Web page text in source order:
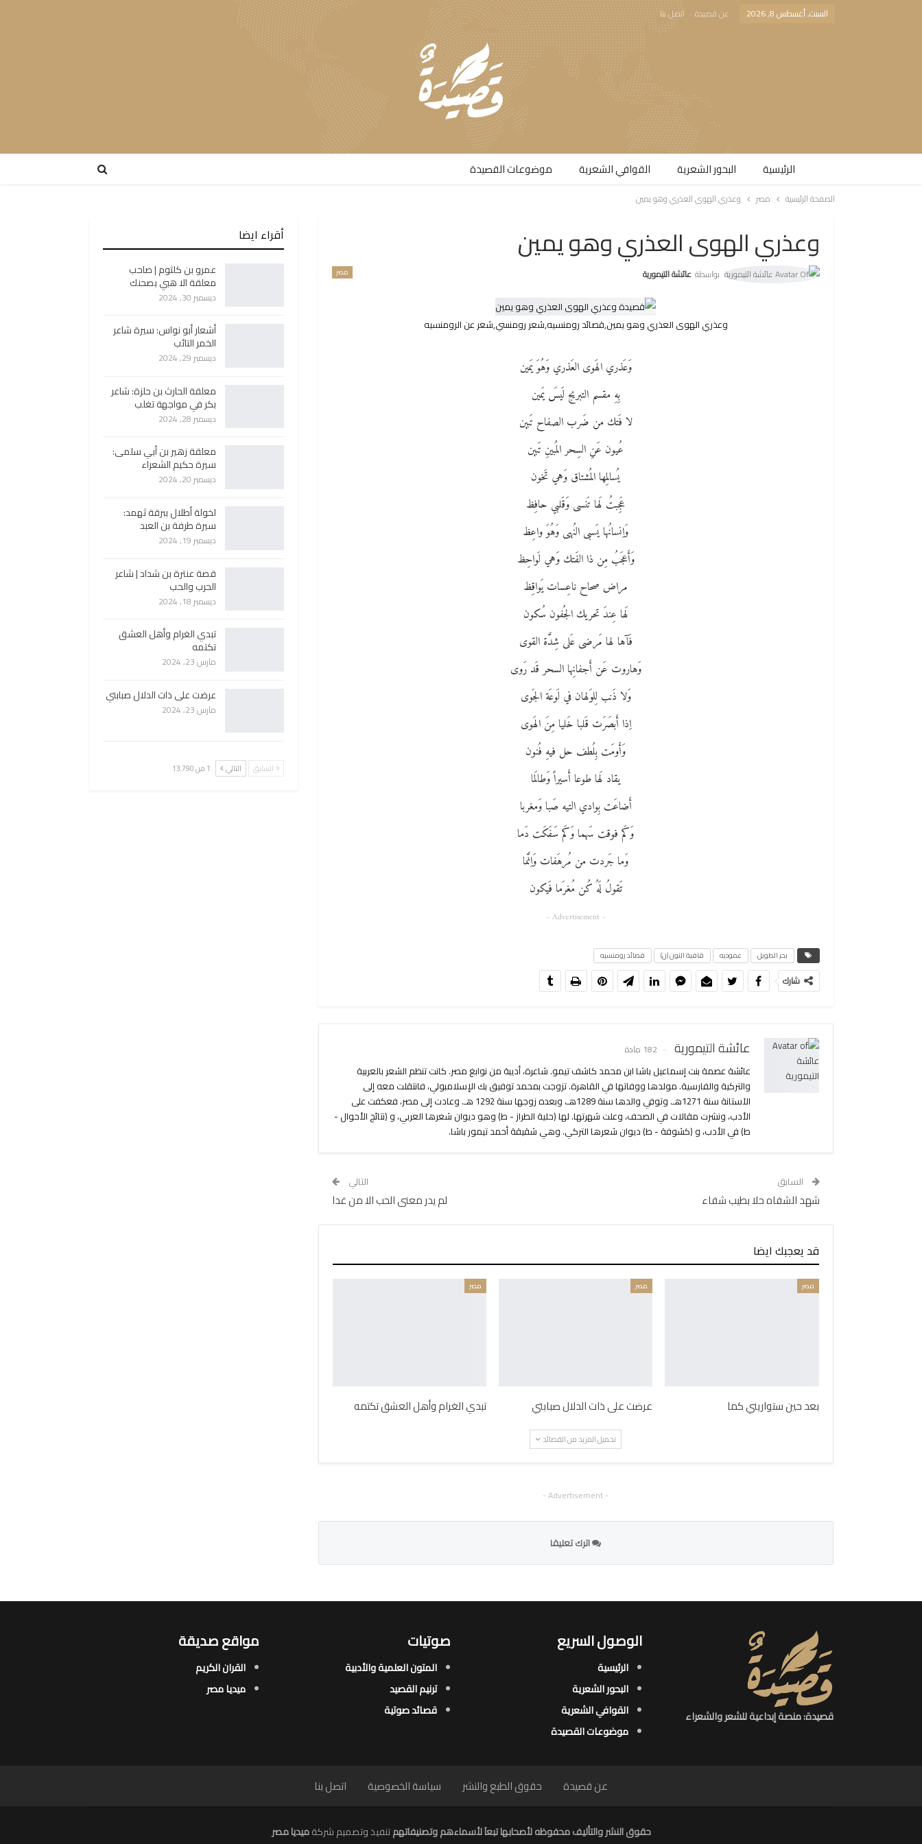
السبت, أغسطس 8, 2026 عن قصيدة اتصل بنا
الرئيسية البحور الشعرية​ القوافي الشعرية​ موضوعات القصيدة​
الصفحة الرئيسية مصر وعذري الهوى العذري وهو يمين
وعذري الهوى العذري وهو يمين
مصر بواسطة عائشة التيمورية
وعذري الهوى العذري وهو يمين,قصائد رومنسيه,شعر رومنسي,شعر عن الرومنسيه
وَعَذري الهَوى العَذري وَهُوَ يَمين
بِهِ مقسم التبريج لَيسَ يَمين
لا فَتك من ضَرب الصفاح تَبين
عُيون عَنِ السِحر المُبينِ تَبين
يُسالِمها المُشتاق وَهي تَخون
عَجِبتُ لَها تَنسى وَقَلبي حافِظ
وَاِنسانُها يَسبى النُهى وَهُوَ واعِظ
وَأَعجَبُ مِن ذا الفَتك وَهي لَواحِظ
مراض صحاح ناعِسات يَواقِظ
لَها عِندَ تحريك الجُفون سُكون
فَآها لها مَرضى عَلى شِدَّة القوى
وَهاروت عَن أَجفانِها السحر قَد رَوى
وَلا ذَنب لِلوَلهان في لَوعَة الجَوى
اِذا أَبصَرَت قَلبا خَليا مِنَ الهَوى
وَأَومَت بِلُطف حل فيهِ فُنون
يقاد لَها طوعا أَسيراً وَطالَما
أَضاعَت بِوادي التيه صَبا وَمغربا
وَكَم فوقت سَهما وَكَم سَفَكَت دَما
وَما جَردت من مُرهَفات وَاِنَّما
تَقولُ لَهُ كُن مُغرَما فَيكون
- Advertisement -
بحر الطويل عموديه قافية النون (ن) قصائد رومنسيه
شارك
عائشة التيمورية 182 مادة
عائشة عصمة بنت إسماعيل باشا ابن محمد كاشف تيمو. شاعرة، أديبة من نوابغ مصر. كانت تنظم الشعر بالعربية
والتركية والفارسية. مولدها ووفاتها في القاهرة. تزوجت بمحمد توفيق بك الإسلامبولي، فانتقلت معه إلى
الآستانة سنة 1271هـ. وتوفي والدها سنة 1289هـ، وبعده زوجها سنة 1292 هـ. وعادت إلى مصر، فعكفت على
الأدب، ونشرت مقالات في الصحف، وعلت شهرتها. لها (حلية الطراز - ط) وهو ديوان شعرها العربي، و (نتائج الأحوال -
ط) في الأدب، و (كشوفة - ط) ديوان شعرها التركي. وهي شقيقة أحمد تيمور باشا.
السابق
شهد الشفاه حلا بطيب شفاء
التالي
لم يدر معنى الحب الا من غدا
قد يعجبك ايضا
مصر
بعد حين ستواريني كما
مصر
عرضت على ذات الدلال صبابتي
مصر
تبدي الغرام وأهل العشق تكتمه
تحميل المزيد من القصائد
- Advertisement -
اترك تعليقا
أقراء ايضا
عمرو بن كلثوم | صاحب
معلقة الا هبي بصحنك
ديسمبر 30, 2024
أشعار أبو نواس: سيرة شاعر
الخمر التائب
ديسمبر 29, 2024
معلقة الحارث بن حلزة: شاعر
بكر في مواجهة تغلب
ديسمبر 28, 2024
معلقة زهير بن أبي سلمى:
سيرة حكيم الشعراء
ديسمبر 20, 2024
لخولة أطلال ببرقة ثهمد:
سيرة طرفة بن العبد
ديسمبر 19, 2024
قصة عنترة بن شداد | شاعر
الحرب والحب
ديسمبر 18, 2024
تبدي الغرام وأهل العشق
تكتمه
مارس 23, 2024
عرضت على ذات الدلال صبابتي
مارس 23, 2024
السابق التالي 1 من 13٬790
قصيدة: منصة إبداعية للشعر والشعراء
الوصول السريع
الرئيسية
البحور الشعرية​
القوافي الشعرية​
موضوعات القصيدة​
صوتيات
المتون العلمية والأدبية
ترنيم القصيد
قصائد صوتية
مواقع صديقة
القران الكريم
ميديا مصر
عن قصيدة حقوق الطبع والنشر سياسة الخصوصية اتصل بنا
حقوق النشر والتأليف محفوظه لأصحابها تبعاَ لأسماءهم وتصنيفاتهمتنفيذ وتصميم شركةميديا مصر